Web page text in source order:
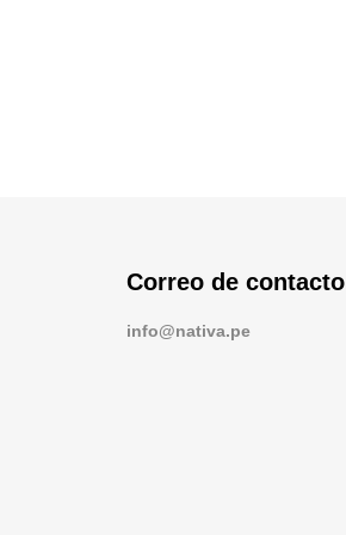
Correo de contacto
info@nativa.pe